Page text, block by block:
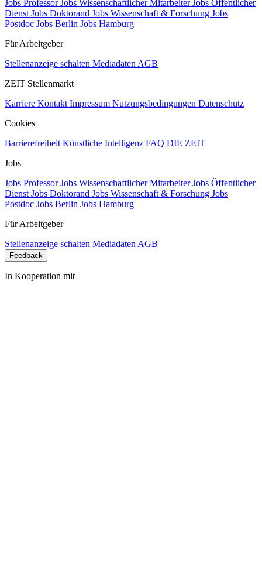
Jobs ProfessorJobs Wissenschaftlicher MitarbeiterJobs Öffentlicher
Dienst Jobs Doktorand Jobs Wissenschaft & Forschung Jobs
Postdoc Jobs Berlin Jobs Hamburg
Für Arbeitgeber
Stellenanzeige schalten Mediadaten AGB
ZEIT Stellenmarkt
Karriere Kontakt Impressum Nutzungsbedingungen Datenschutz
Cookies
Barrierefreiheit Künstliche Intelligenz FAQ DIE ZEIT
Jobs
Jobs ProfessorJobs Wissenschaftlicher MitarbeiterJobs Öffentlicher
Dienst Jobs Doktorand Jobs Wissenschaft & Forschung Jobs
Postdoc Jobs Berlin Jobs Hamburg
Für Arbeitgeber
Stellenanzeige schalten Mediadaten AGB
Feedback
In Kooperation mit